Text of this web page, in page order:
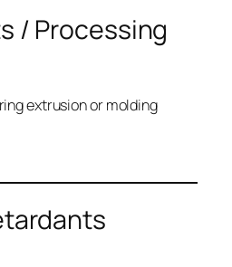
/ Processing
extrusion or molding